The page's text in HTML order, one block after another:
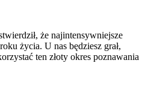
że najintensywniejsze
życia. U nas będziesz grał,
ten złoty okres poznawania